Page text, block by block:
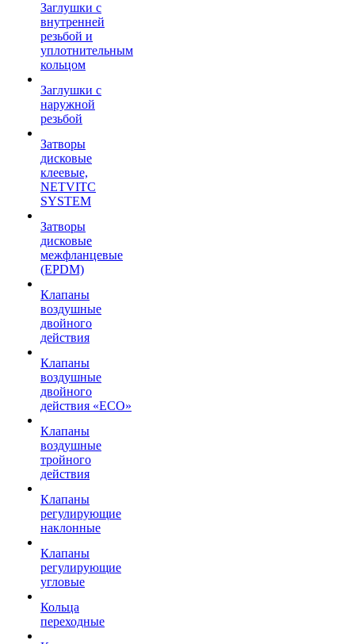
Заглушки с
внутренней
резьбой и
уплотнительным
кольцом
Заглушки с
наружной
резьбой
Затворы
дисковые
клеевые,
NETVITC
SYSTEM
Затворы
дисковые
межфланцевые
(EPDM)
Клапаны
воздушные
двойного
действия
Клапаны
воздушные
двойного
действия «ECO»
Клапаны
воздушные
тройного
действия
Клапаны
регулирующие
наклонные
Клапаны
регулирующие
угловые
Кольца
переходные